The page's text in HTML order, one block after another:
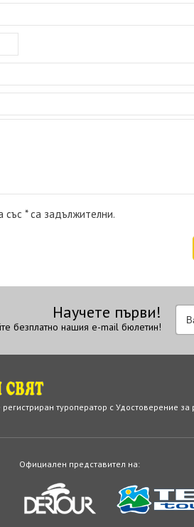
със * са задължителни.
Научете първи!
безплатно нашия e-mail бюлетин!
туроператор с Удостоверение
Официален представител на: